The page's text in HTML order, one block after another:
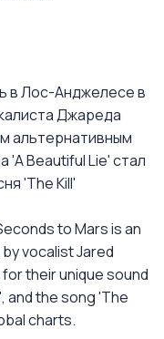
в Лос-Анджелесе в
Джареда
альтернативным
'A Beautiful Lie' стал
'The Kill'
to Mars is an
vocalist Jared
their unique sound
and the song 'The
charts.